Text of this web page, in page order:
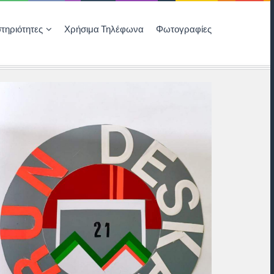
Χρήσιμα Τηλέφωνα Φωτογραφίες